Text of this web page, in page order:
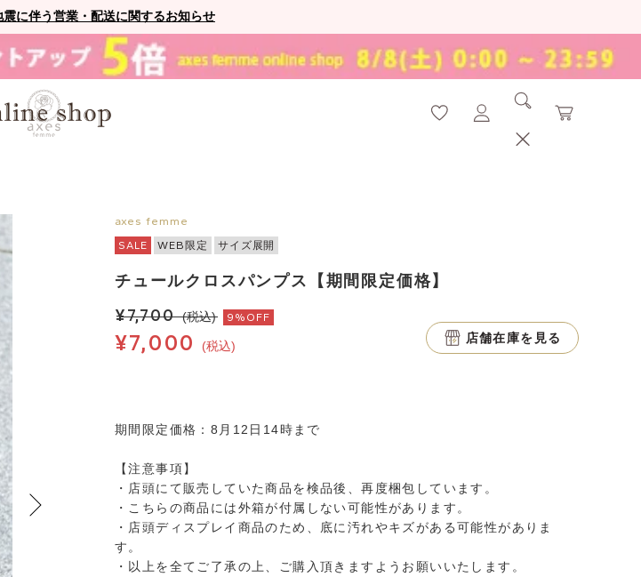
震に伴う営業・配送に関するお知らせ
axes femme
SALE WEB限定 サイズ展開
チュールクロスパンプス【期間限定価格】
¥7,700 (税込) 9%OFF
¥7,000 (税込)
店舗在庫を見る
期間限定価格：8月12日14時まで
【注意事項】
・店頭にて販売していた商品を検品後、再度梱包しています。
・こちらの商品には外箱が付属しない可能性があります。
・店頭ディスプレイ商品のため、底に汚れやキズがある可能性がありま
す。
・以上を全てご了承の上、ご購入頂きますようお願いいたします。